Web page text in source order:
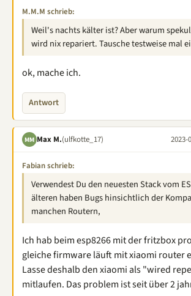
M.M.M schrieb:
Weil's nachts kälter ist? Aber warum
wird nix repariert. Tausche testweise mal
ok, mache ich.
Antwort
MM Max M.(ulfkotte_17) 2023-
Fabian schrieb:
Verwendest Du den neuesten Stack vom
älteren haben Bugs hinsichtlich der
manchen Routern,
Ich hab beim esp8266 mit der fritzbox
gleiche firmware läuft mit xiaomi router
Lasse deshalb den xiaomi als "wired
mitlaufen. Das problem ist seit über 2